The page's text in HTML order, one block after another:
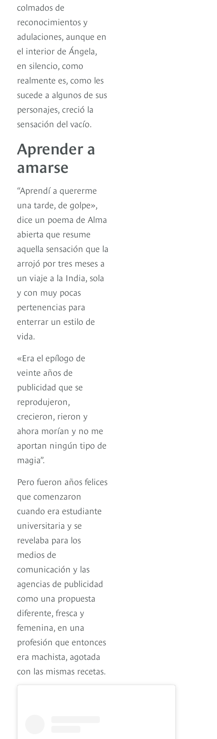
colmados de
reconocimientos y
adulaciones, aunque en
el interior de Ángela,
en silencio, como
realmente es, como les
sucede a algunos de sus
personajes, creció la
sensación del vacío.
Aprender a
amarse
“Aprendí a quererme
una tarde, de golpe»,
dice un poema de Alma
abierta que resume
aquella sensación que la
arrojó por tres meses a
un viaje a la India, sola
y con muy pocas
pertenencias para
enterrar un estilo de
vida.
«Era el epílogo de
veinte años de
publicidad que se
reprodujeron,
crecieron, rieron y
ahora morían y no me
aportan ningún tipo de
magia”.
Pero fueron años felices
que comenzaron
cuando era estudiante
universitaria y se
revelaba para los
medios de
comunicación y las
agencias de publicidad
como una propuesta
diferente, fresca y
femenina, en una
profesión que entonces
era machista, agotada
con las mismas recetas.